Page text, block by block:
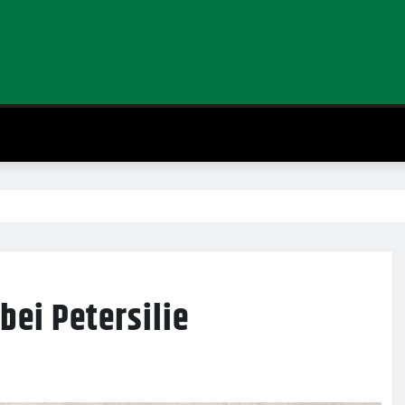
Petersilie